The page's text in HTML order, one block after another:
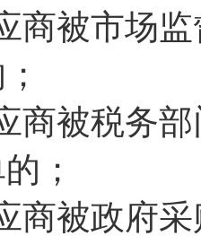
商被市场
商被税务
；
商被政府